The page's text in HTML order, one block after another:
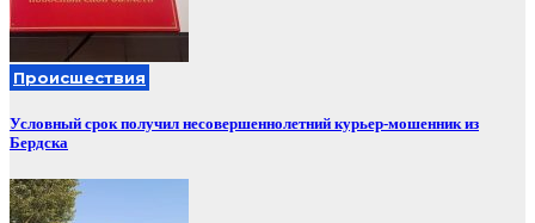
Происшествия
Условный срок получил несовершеннолетний курьер-мошенник из
Бердска